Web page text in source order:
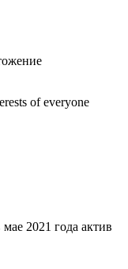
of everyone
2021 года актив